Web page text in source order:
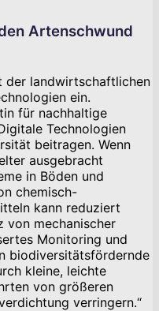
Artenschwund
der landwirtschaftlichen
ein.
für nachhaltige
Technologien
beitragen. Wenn
ausgebracht
in Böden und
chemisch-
kann reduziert
von mechanischer
Monitoring und
biodiversitätsfördernde
kleine, leichte
von größeren
verringern.“